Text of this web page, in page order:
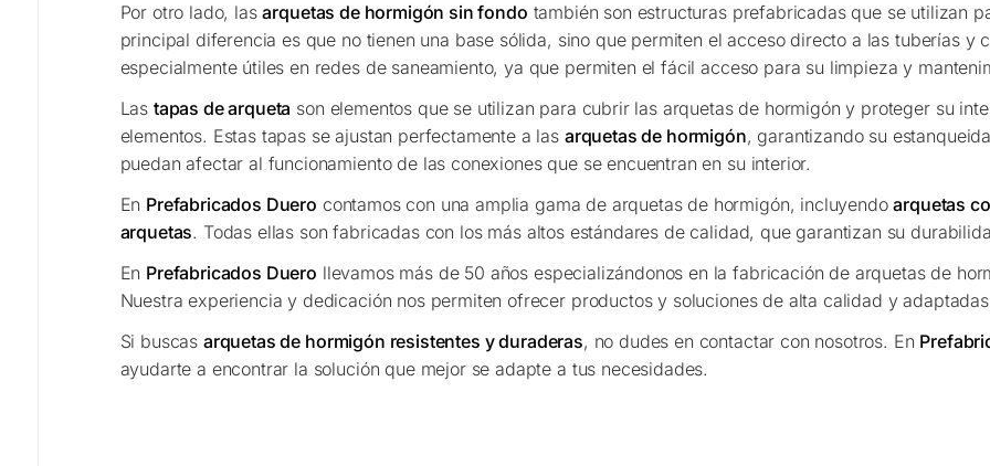
Por otro lado, lasarquetas de hormigón sin fondo también son estructuras prefabricadas que se utilizan
principal diferencia es que no tienen una base sólida, sino que permiten el acceso directo a las tuberías y
especialmente útiles en redes de saneamiento, ya que permiten el fácil acceso para su limpieza y
Las tapas de arqueta son elementos que se utilizan para cubrir las arquetas de hormigón y proteger su
elementos. Estas tapas se ajustan perfectamente a las arquetas de hormigón, garantizando su
puedan afectar al funcionamiento de las conexiones que se encuentran en su interior.
En Prefabricados Duero contamos con una amplia gama de arquetas de hormigón, incluyendoarquetas
arquetas. Todas ellas son fabricadas con los más altos estándares de calidad, que garantizan su
En Prefabricados Duero llevamos más de 50 años especializándonos en la fabricación de arquetas de
Nuestra experiencia y dedicación nos permiten ofrecer productos y soluciones de alta calidad y
Si buscas arquetas de hormigón resistentes y duraderas, no dudes en contactar con nosotros. En
ayudarte a encontrar la solución que mejor se adapte a tus necesidades.